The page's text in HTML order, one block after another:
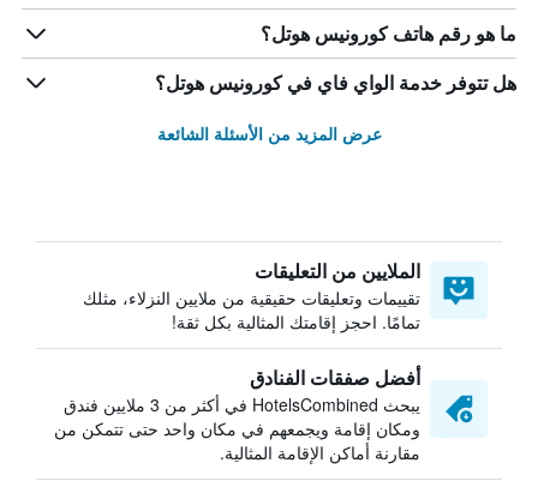
ما هو رقم هاتف كورونيس هوتل؟
هل تتوفر خدمة الواي فاي في كورونيس هوتل؟
عرض المزيد من الأسئلة الشائعة
الملايين من التعليقات
تقييمات وتعليقات حقيقية من ملايين النزلاء، مثلك
تمامًا. احجز إقامتك المثالية بكل ثقة!
أفضل صفقات الفنادق
يبحث HotelsCombined في أكثر من 3 ملايين فندق
ومكان إقامة ويجمعهم في مكان واحد حتى تتمكن من
مقارنة أماكن الإقامة المثالية.